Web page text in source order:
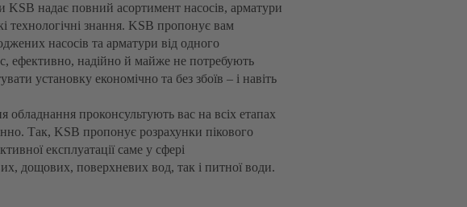
KSB надає повний асортимент насосів, арматури
технологічні знання. KSB пропонує вам
насосів та арматури від одного
надійно й майже не потребують
установку економічно та без збоїв – і навіть
обладнання проконсультують вас на всіх етапах
Так, KSB пропонує розрахунки пікового
експлуатації саме у сфері
дощових, поверхневих вод, так і питної води.